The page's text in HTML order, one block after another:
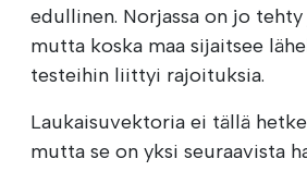
edullinen. Norjassa on jo
mutta koska maa sijaitsee
testeihin liittyi rajoituksia.
Laukaisuvektoria ei tällä
mutta se on yksi seuraavista